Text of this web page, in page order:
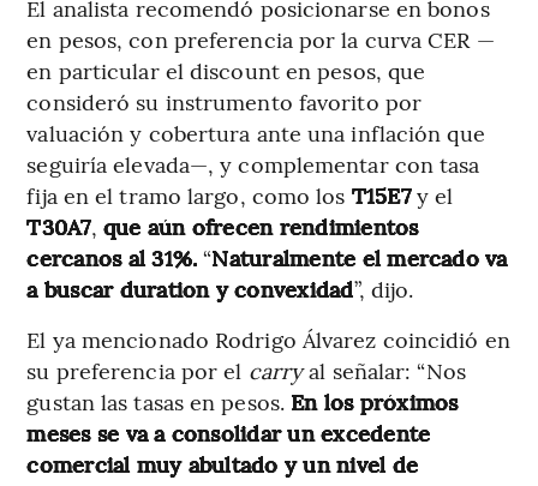
El analista recomendó posicionarse en bonos
en pesos, con preferencia por la curva CER —
en particular el discount en pesos, que
consideró su instrumento favorito por
valuación y cobertura ante una inflación que
seguiría elevada—, y complementar con tasa
fija en el tramo largo, como los T15E7y el
T30A7, que aún ofrecen rendimientos
cercanos al 31%. “Naturalmente el mercado va
a buscar duration y convexidad”, dijo.
El ya mencionado Rodrigo Álvarez coincidió en
su preferencia por el carryal señalar: “Nos
gustan las tasas en pesos. En los próximos
meses se va a consolidar un excedente
comercial muy abultado y un nivel de